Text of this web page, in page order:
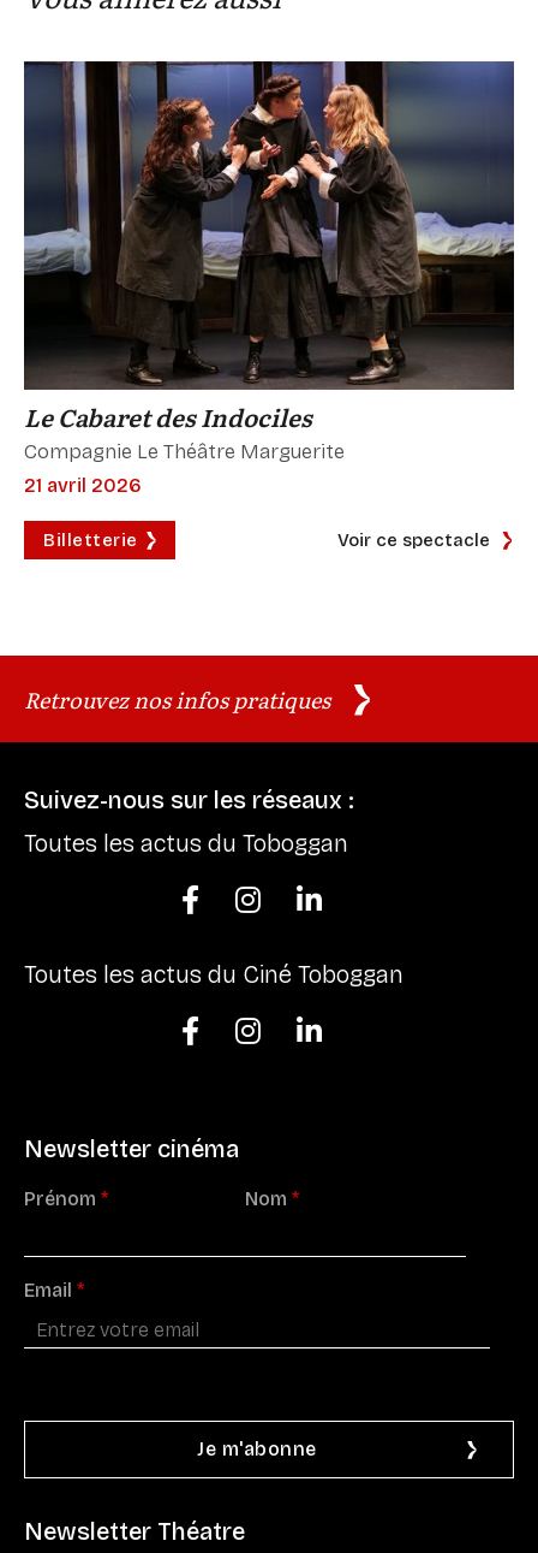
Le Cabaret des Indociles
Compagnie Le Théâtre Marguerite
21 avril 2026
Billetterie Voir ce spectacle
Retrouvez nos infos pratiques
Suivez-nous sur les réseaux :
Toutes les actus du Toboggan

 
Toutes les actus du Ciné Toboggan

 
Newsletter cinéma
Prénom * Nom *
Email *
Newsletter Théatre